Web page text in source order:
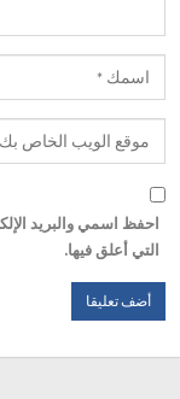
احفظ اسمي والبريد
التي أعلق فيها.